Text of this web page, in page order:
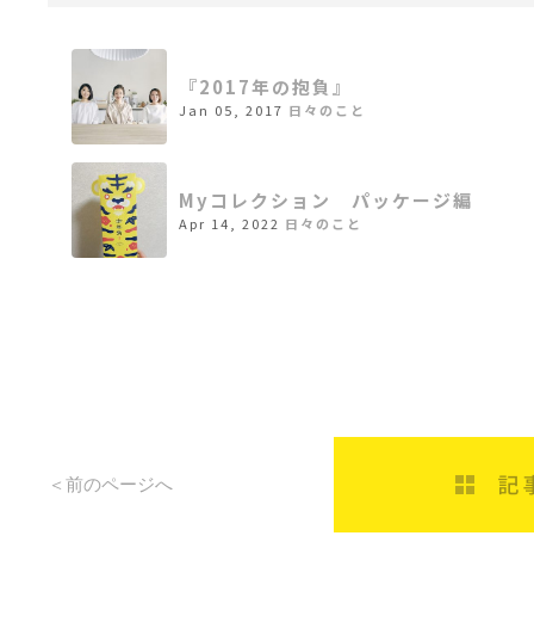
『2017年の抱負』
Jan 05, 2017 日々のこと
Myコレクション パッケージ編
Apr 14, 2022 日々のこと
＜前のページへ